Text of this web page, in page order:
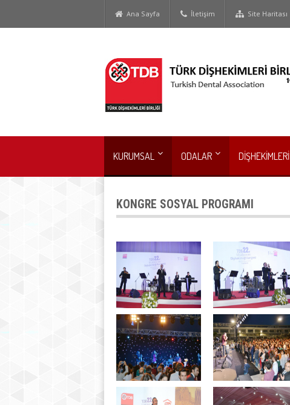
Ana Sayfa İletişim Site Haritası
KURUMSAL ODALAR DİŞHEKİMLERİ
KONGRE SOSYAL PROGRAMI